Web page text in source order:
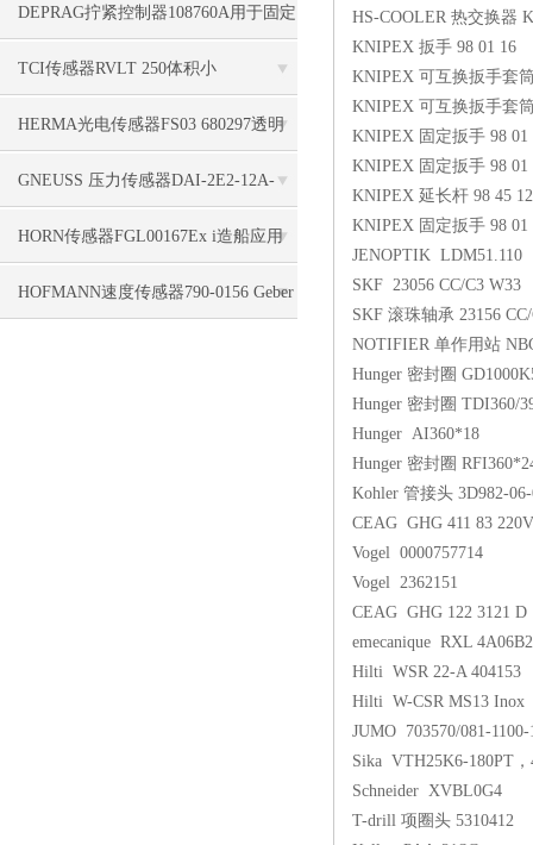
单
DEPRAG拧紧控制器108760A用于固定
应用
TCI传感器RVLT 250体积小
HERMA光电传感器FS03 680297透明
标签使用
GNEUSS 压力传感器DAI-2E2-12A-
B50Z-S0-F5-R-W-6P支持
HORN传感器FGL00167Ex i造船应用
HOFMANN速度传感器790-0156 Geber
HS-COOLER 热交换器
KNIPEX 扳手 98 01 16
KNIPEX 可互换扳手套
KNIPEX 可互换扳手套
KNIPEX 固定扳手 98 01
KNIPEX 固定扳手 98 01
KNIPEX 延长杆 98 45
KNIPEX 固定扳手 98 01
JENOPTIK LDM51.110
SKF 23056 CC/C3 W33
SKF 滚珠轴承 23156
NOTIFIER 单作用站
Hunger 密封圈
Hunger 密封圈 TDI360/
Hunger AI360*18
Hunger 密封圈
Kohler 管接头 3D982-
CEAG GHG 411 83 220V
Vogel 0000757714
Vogel 2362151
CEAG GHG 122 3121 D
emecanique RXL
Hilti WSR 22-A 404153
Hilti W-CSR MS13 Inox
JUMO 703570/081-1100-
Sika VTH25K6-180PT
Schneider XVBL0G4
T-drill 项圈头 5310412